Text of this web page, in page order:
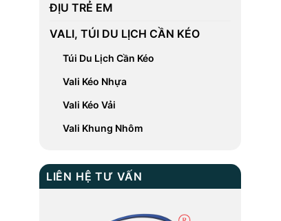
ĐỊU TRẺ EM
VALI, TÚI DU LỊCH CẦN KÉO
Túi Du Lịch Cần Kéo
Vali Kéo Nhựa
Vali Kéo Vải
Vali Khung Nhôm
LIÊN HỆ TƯ VẤN